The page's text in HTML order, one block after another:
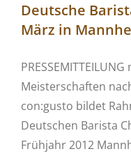
Deutsche
März in
Meisterschaften
con:gusto bildet
Deutschen Barista
Frühjahr 2012